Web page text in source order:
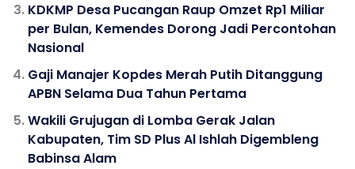
KDKMP Desa Pucangan Raup Omzet Rp1 Miliar
per Bulan, Kemendes Dorong Jadi Percontohan
Nasional
Gaji Manajer Kopdes Merah Putih Ditanggung
APBN Selama Dua Tahun Pertama
Wakili Grujugan di Lomba Gerak Jalan
Kabupaten, Tim SD Plus Al Ishlah Digembleng
Babinsa Alam